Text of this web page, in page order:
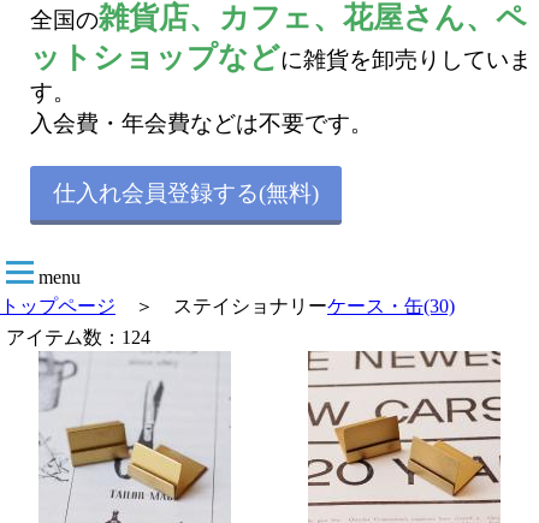
全国の雑貨店、カフェ、花屋さん、ペ
ットショップなどに雑貨を卸売りしていま
す。
入会費・年会費などは不要です。
仕入れ会員登録する(無料)
menu
トップページ ＞ ステイショナリー
アイテム数：124
ケース・缶(30)